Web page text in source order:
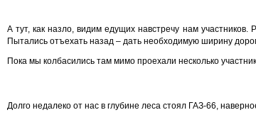
А тут, как назло, видим едущих навстречу нам
Пытались отъехать назад – дать необходимую ширину
Пока мы колбасились там мимо проехали несколько
Долго недалеко от нас в глубине леса стоял ГАЗ-66,